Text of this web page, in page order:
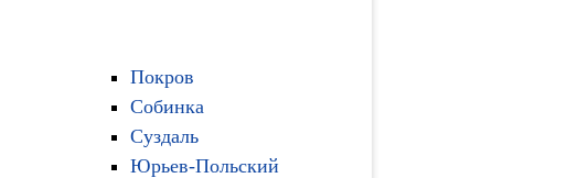
Покров
Собинка
Суздаль
Юрьев-Польский